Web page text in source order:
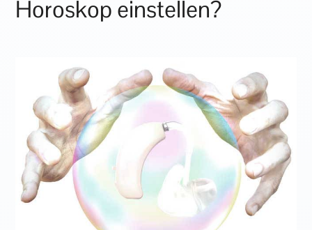
Horoskop einstellen?